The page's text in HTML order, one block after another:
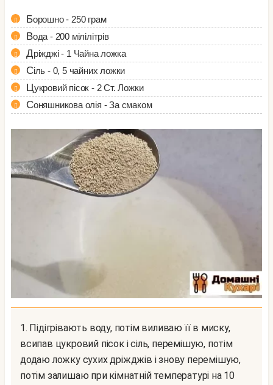
Борошно - 250 грам
Вода - 200 мілілітрів
Дріжджі - 1 Чайна ложка
Сіль - 0, 5 чайних ложки
Цукровий пісок - 2 Ст. Ложки
Соняшникова олія - За смаком
1. Підігрівають воду, потім виливаю її в миску,
всипав цукровий пісок і сіль, перемішую, потім
додаю ложку сухих дріжджів і знову перемішую,
потім залишаю при кімнатній температурі на 10